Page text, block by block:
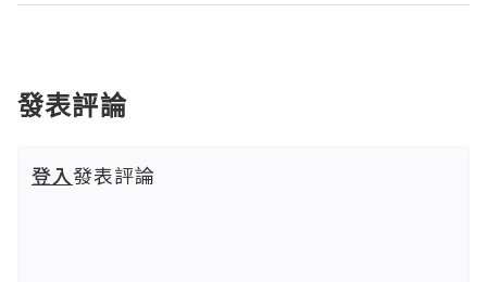
發表評論
登入發表評論